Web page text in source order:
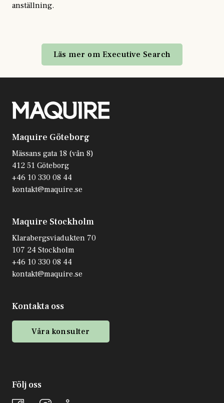
anställning.
Läs mer om Executive Search
Maquire Göteborg
Mässans gata 18 (vån 8)
412 51 Göteborg
+46 10 330 08 44
kontakt@maquire.se
Maquire Stockholm
Klarabergsviadukten 70
107 24 Stockholm
+46 10 330 08 44
kontakt@maquire.se
Kontakta oss
Våra konsulter
Följ oss